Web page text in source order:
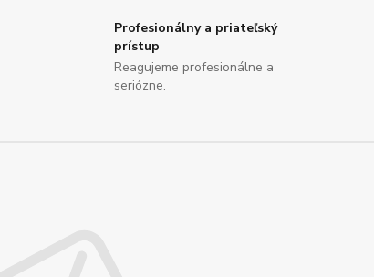
Profesionálny a priateľský
prístup
Reagujeme profesionálne a
seriózne.